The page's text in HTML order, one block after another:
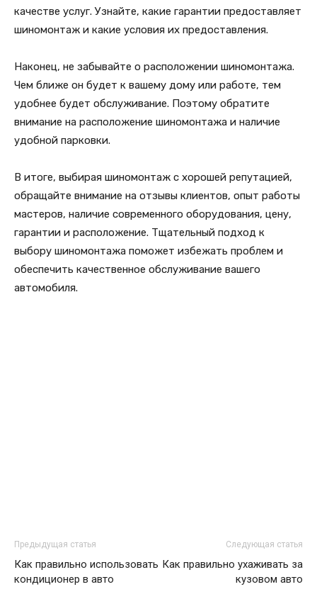
качестве услуг. Узнайте, какие гарантии предоставляет
шиномонтаж и какие условия их предоставления.
Наконец, не забывайте о расположении шиномонтажа.
Чем ближе он будет к вашему дому или работе, тем
удобнее будет обслуживание. Поэтому обратите
внимание на расположение шиномонтажа и наличие
удобной парковки.
В итоге, выбирая шиномонтаж с хорошей репутацией,
обращайте внимание на отзывы клиентов, опыт работы
мастеров, наличие современного оборудования, цену,
гарантии и расположение. Тщательный подход к
выбору шиномонтажа поможет избежать проблем и
обеспечить качественное обслуживание вашего
автомобиля.
Предыдущая статья
Как правильно использовать
кондиционер в авто
Следующая статья
Как правильно ухаживать за
кузовом авто